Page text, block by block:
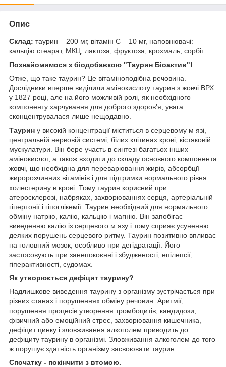
Опис
Склад: таурин – 200 мг, вітамін С – 10 мг, наповнювачі:
кальцію стеарат, МКЦ, лактоза, фруктоза, крохмаль, сорбіт.
Познайомимося з біодобавкою "Таурин Біоактив"!
Отже, що таке таурин? Це вітаміноподібна речовина.
Дослідники вперше виділили амінокислоту таурин з жовчі ВРХ
у 1827 році, але на його можливій ролі, як необхідного
компоненту харчування для доброго здоров'я, увага
сконцентрувалася лише нещодавно.
Таурин у високій концентрації міститься в серцевому м язі,
центральній нервовій системі, білих клітинах крові, кістяковій
мускулатури. Він бере участь в синтезі багатьох інших
амінокислот, а також входити до складу основного компонента
жовчі, що необхідна для переварювання жирів, абсорбції
жиророзчинних вітамінів і для підтримки нормального рівня
холестерину в крові. Тому таурин корисний при
атеросклерозі, набряках, захворюваннях серця, артеріальній
гіпертонії і гіпоглікемії. Таурин необхідний для нормального
обміну натрію, калію, кальцію і магнію. Він запобігає
виведенню калію із серцевого м язу і тому сприяє усуненню
деяких порушень серцевого ритму. Таурин позитивно впливає
на головний мозок, особливо при дегідратації. Його
застосовують при занепокоєнні і збудженості, епілепсії,
гіперактивності, судомах.
Як утворюється дефіцит таурину?
Надлишкове виведення таурину з організму зустрічається при
різних станах і порушеннях обміну речовин. Аритмії,
порушення процесів утворення тромбоцитів, кандидози,
фізичний або емоційний стрес, захворювання кишечника,
дефіцит цинку і зловживання алкоголем приводить до
дефіциту таурину в організмі. Зловживання алкоголем до того
ж порушує здатність організму засвоювати таурин.
Спочатку - покінчити з втомою.